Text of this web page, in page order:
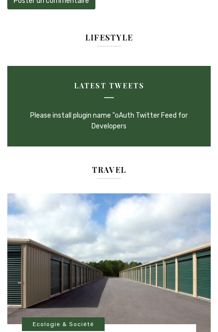
LIFESTYLE
LATEST TWEETS
Please install plugin name "oAuth Twitter Feed for
Developers
TRAVEL
Ecologie & Société